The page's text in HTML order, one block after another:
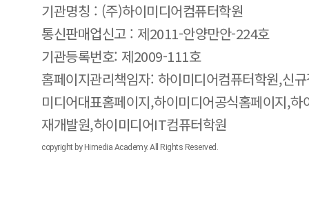
기관명칭 : (주)하이미디어컴퓨터학원
통신판매업신고 : 제2011-안양만안-224호
기관등록번호: 제2009-111호
홈페이지관리책임자: 하이미디어컴퓨터학원,신
미디어대표홈페이지,하이미디어공식홈페이지,
재개발원,하이미디어IT컴퓨터학원
copyright by Himedia Academy. All Rights Reserved.